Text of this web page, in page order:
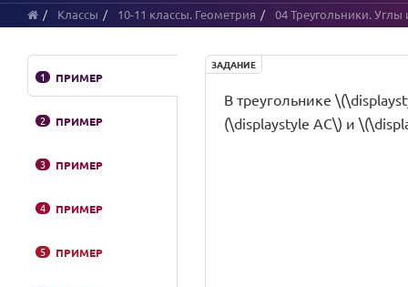
Классы 10-11 классы. Геометрия 04 Треугольники.
1 ПРИМЕР
2 ПРИМЕР
3 ПРИМЕР
4 ПРИМЕР
5 ПРИМЕР
ЗАДАНИЕ
В треугольнике
(\displaystyle AC\) и